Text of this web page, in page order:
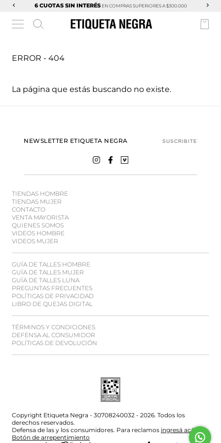
6 CUOTAS SIN INTERÉSEN COMPRAS SUPERIORES A $300.000
ERROR - 404
La página que estás buscando no existe.
TIENDAS HOMBRE
TIENDAS MUJER
CONTACTO
VENTA MAYORISTA
QUIENES SOMOS
VIDEOS HOMBRE
VIDEOS MUJER
GUÍA DE TALLES HOMBRE
GUÍA DE TALLES MUJER
GUÍA DE TALLES LUNA
PREGUNTAS FRECUENTES
POLÍTICAS DE PRIVACIDAD
LIBRO DE QUEJAS DIGITAL
TÉRMINOS Y CONDICIONES
DEFENSA AL CONSUMIDOR
POLÍTICAS DE DEVOLUCIÓN
NEWSLETTER ETIQUETA NEGRA SUSCRIBITE
Copyright Etiqueta Negra - 30708240032 - 2026. Todos los
derechos reservados.
Defensa de las y los consumidores. Para reclamos ingresá acá.
Botón de arrepentimiento